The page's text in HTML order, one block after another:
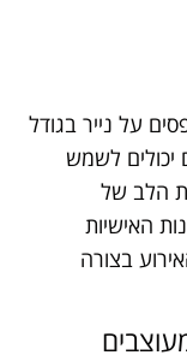
על נייר בגודל
יכולים לשמש
הלב של
האישיות
בצורה